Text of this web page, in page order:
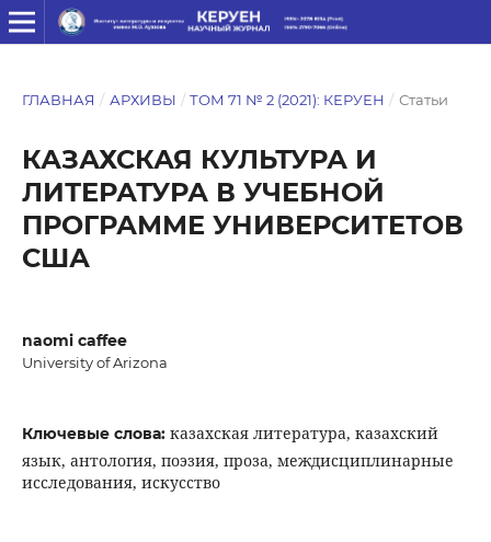
ГЛАВНАЯ / АРХИВЫ / ТОМ 71 № 2 (2021): КЕРУЕН / Статьи
КАЗАХСКАЯ КУЛЬТУРА И
ЛИТЕРАТУРА В УЧЕБНОЙ
ПРОГРАММЕ УНИВЕРСИТЕТОВ
США
naomi caffee
University of Arizona
Ключевые слова: казахская литература, казахский
язык, антология, поэзия, проза, междисциплинарные
исследования, искусство